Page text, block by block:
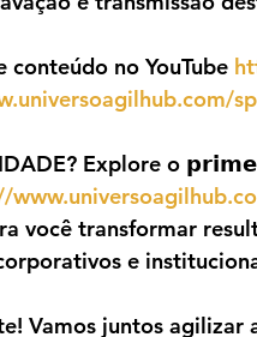
conteúdo no YouTube
Explore o
você transformar
e
Vamos juntos